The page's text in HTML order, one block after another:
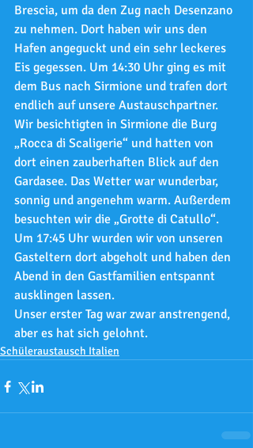
Brescia, um da den Zug nach Desenzano
zu nehmen. Dort haben wir uns den
Hafen angeguckt und ein sehr leckeres
Eis gegessen. Um 14:30 Uhr ging es mit
dem Bus nach Sirmione und trafen dort
endlich auf unsere Austauschpartner.
Wir besichtigten in Sirmione die Burg
„Rocca di Scaligerie“ und hatten von
dort einen zauberhaften Blick auf den
Gardasee. Das Wetter war wunderbar,
sonnig und angenehm warm. Außerdem
besuchten wir die „Grotte di Catullo“.
Um 17:45 Uhr wurden wir von unseren
Gasteltern dort abgeholt und haben den
Abend in den Gastfamilien entspannt
ausklingen lassen.
Unser erster Tag war zwar anstrengend,
aber es hat sich gelohnt.
Schüleraustausch Italien